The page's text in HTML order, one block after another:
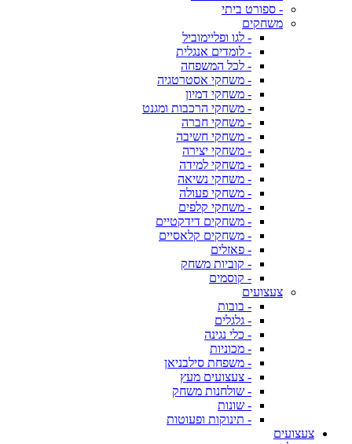
- ספורט ביתי
משחקים
- לגו ופליימוביל
- לומדים אנגלית
- לכל המשפחה
- משחקי אסטרטגיה
- משחקי דמיון
- משחקי הרכבות ומגנט
- משחקי חברה
- משחקי חשיבה
- משחקי יצירה
- משחקי למידה
- משחקי נשיאה
- משחקי פעולה
- משחקי קלפים
- משחקים דידקטיים
- משחקים קלאסיים
- פאזלים
- קוביות משחק
- קוסמים
צעצועים
- בובות
- גלגלים
- כלי נגינה
- מכוניות
- משפחת סילבניאן
- צעצועים מעץ
- שולחנות משחק
- שונות
- תינוקות ופעוטות
צעצועים